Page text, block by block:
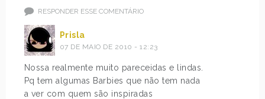
RESPONDER ESSE COMENTÁRIO
Prisla
07 DE MAIO DE 2010 - 12:23
Nossa realmente muito pareceidas e lindas.
Pq tem algumas Barbies que não tem nada
a ver com quem são inspiradas